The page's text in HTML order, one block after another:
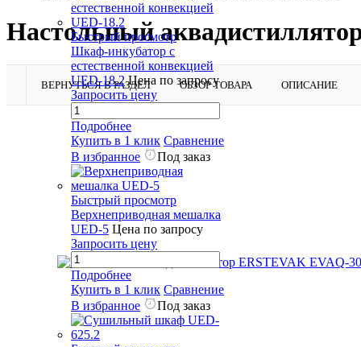
Быстрый просмотр
Шкаф-инкубатор с
естественной конвекцией
UED-18.2 Цена по запросу
Запросить цену
Подробнее
Купить в 1 клик Сравнение
В избранное
Под заказ
Быстрый просмотр
Верхнеприводная мешалка
UED-5 Цена по запросу
Запросить цену
Подробнее
Купить в 1 клик Сравнение
В избранное
Под заказ
Настольный
ВЕРНУТЬСЯ В РАЗДЕЛ ОБЗОР ТОВАРА ОПИСАНИЕ